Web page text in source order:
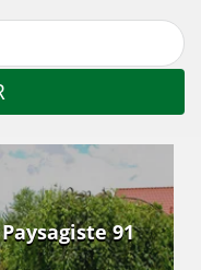
Paysagiste 91